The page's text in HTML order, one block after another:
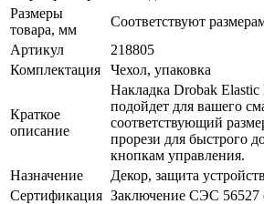
Размеры
товара, мм
Соответствуют
Артикул
218805
Комплектация
Чехол, упаковка
Краткое
описание
Накладка Drobak Elastic
подойдет для вашего
соответствующий
прорези для быстрого
кнопкам управления.
Назначение
Декор, защита
Сертификация Заключение СЭС 56527